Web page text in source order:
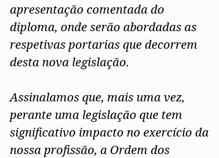
apresentação comentada do
diploma, onde serão abordadas as
respetivas portarias que decorrem
desta nova legislação.
Assinalamos que, mais uma vez,
perante uma legislação que tem
significativo impacto no exercício da
nossa profissão, a Ordem dos